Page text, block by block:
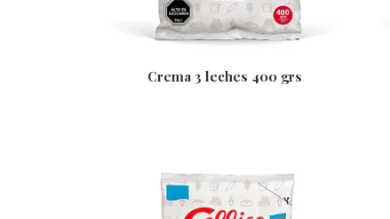
Crema 3 leches 400 grs